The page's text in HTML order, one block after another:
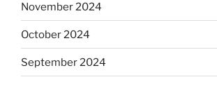
November 2024
October 2024
September 2024